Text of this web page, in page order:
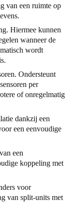
van een ruimte op
Hiermee kunnen
wanneer de
wordt
Ondersteunt
per
of onregelmatig
dankzij een
een eenvoudige
een
koppeling met
voor
van split-units met